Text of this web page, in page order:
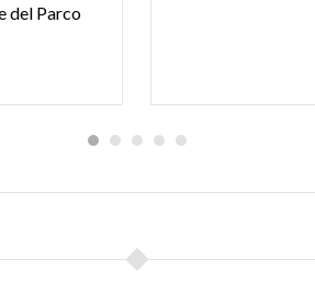
del Parco